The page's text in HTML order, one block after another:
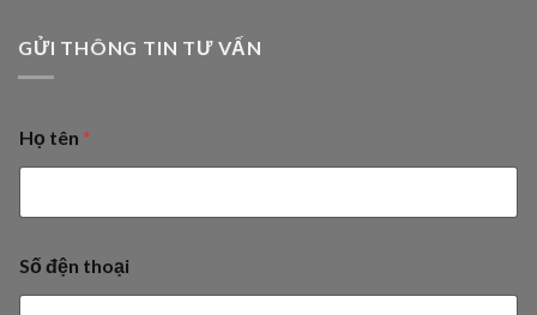
GỬI THÔNG TIN TƯ VẤN
Họ tên *
Số đện thoại